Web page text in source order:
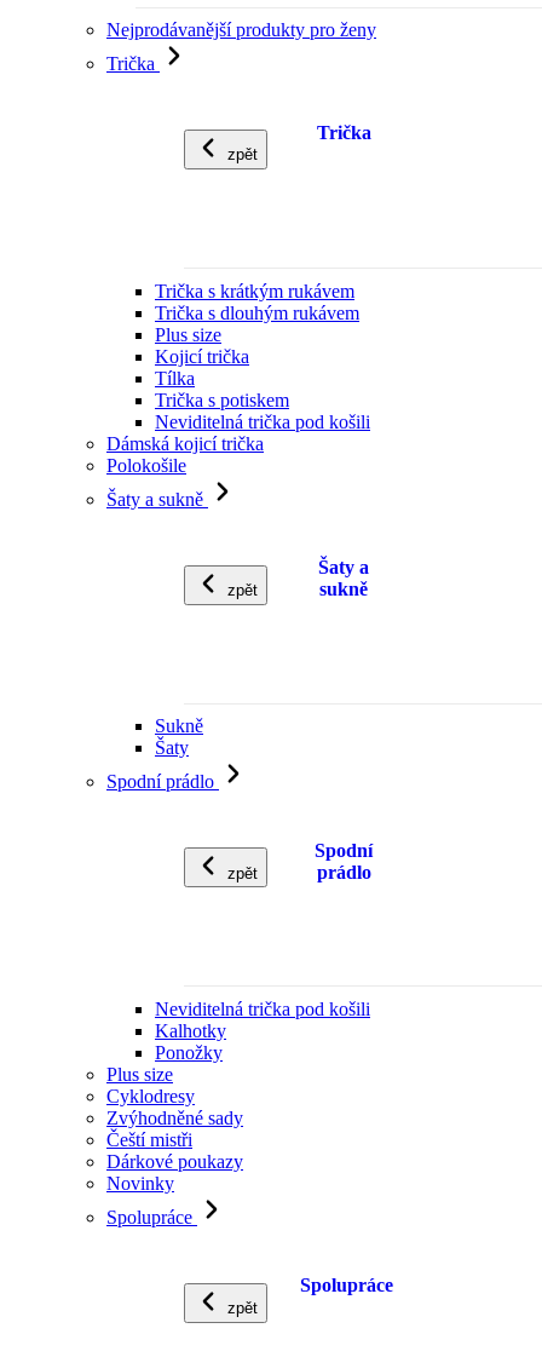
Nejprodávanější produkty pro ženy
Trička
zpět
Trička
Trička s krátkým rukávem
Trička s dlouhým rukávem
Plus size
Kojicí trička
Tílka
Trička s potiskem
Neviditelná trička pod košili
Dámská kojicí trička
Polokošile
Šaty a sukně
zpět
Šaty a
sukně
Sukně
Šaty
Spodní prádlo
zpět
Spodní
prádlo
Neviditelná trička pod košili
Kalhotky
Ponožky
Plus size
Cyklodresy
Zvýhodněné sady
Čeští mistři
Dárkové poukazy
Novinky
Spolupráce
zpět
Spolupráce